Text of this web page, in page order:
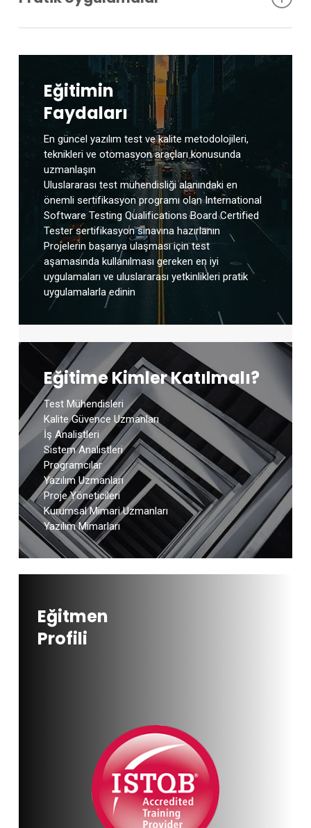
– Tüm Kodun Kapsanması İçin Gerekli En Az Test
Senaryosu Sayısını (Test Case) Belirlenmesi
– Siklomatik Karmaşıklığın Analizi (Cyclomatic Complexity
Technique)
– Manuel Test Tekniği (Manual Technique)
– Araştırmacı Test Tekniği (Exploratory Test Techniques)
– Statik Analiz Araçları
– Test Planlama ve Yönetim Araçları
– Test Senaryosu (Test Case) Yazılması
– Fonksiyonel Test
– Performans Testi
– Kara Kutu Test Tekniğinin Uygulanması
– Beyaz Kutu Test Tekniğinin Uygulanması
– Hata Girişi ve Raporlanması
Eğitimin
Faydaları
En güncel yazılım test ve kalite metodolojileri,
teknikleri ve otomasyon araçları konusunda
uzmanlaşın
Uluslararası test mühendisliği alanındaki en
önemli sertifikasyon programı olan International
Software Testing Qualifications Board Certified
Tester sertifikasyon sınavına hazırlanın
Projelerin başarıya ulaşması için test
aşamasında kullanılması gereken en iyi
uygulamaları ve uluslararası yetkinlikleri pratik
uygulamalarla edinin
Eğitime Kimler Katılmalı?
Test Mühendisleri
Kalite Güvence Uzmanları
İş Analistleri
Sistem Analistleri
Programcılar
Yazılım Uzmanları
Proje Yöneticileri
Kurumsal Mimari Uzmanları
Yazılım Mimarları
Eğitmen
Profili